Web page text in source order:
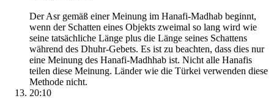
Der Asr gemäß einer Meinung im Hanafi-Madhab beginnt,
wenn der Schatten eines Objekts zweimal so lang wird wie
seine tatsächliche Länge plus die Länge seines Schattens
während des Dhuhr-Gebets. Es ist zu beachten, dass dies nur
eine Meinung des Hanafi-Madhhab ist. Nicht alle Hanafis
teilen diese Meinung. Länder wie die Türkei verwenden diese
Methode nicht.
20:10